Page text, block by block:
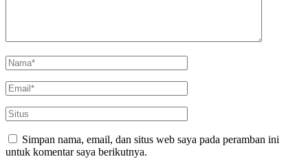
Simpan nama, email, dan situs web saya pada peramban ini
untuk komentar saya berikutnya.